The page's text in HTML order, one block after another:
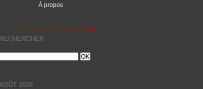
À propos
RECHERCHER
AOÛT 2026